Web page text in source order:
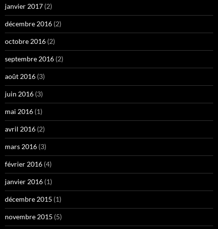
janvier 2017 (2)
décembre 2016 (2)
octobre 2016 (2)
septembre 2016 (2)
août 2016 (3)
juin 2016 (3)
mai 2016 (1)
avril 2016 (2)
mars 2016 (3)
février 2016 (4)
janvier 2016 (1)
décembre 2015 (1)
novembre 2015 (5)